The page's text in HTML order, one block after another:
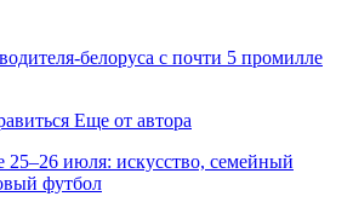
белоруса с почти 5 промилле
Еще от автора
25–26 июля: искусство, семейный
футбол